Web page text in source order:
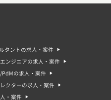
タントの求人・案件
ンジニアの求人・案件
PdMの求人・案件
クターの求人・案件
・案件